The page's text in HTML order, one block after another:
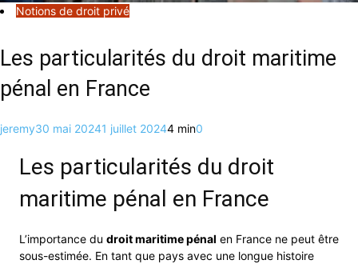
Notions de droit privé
Les particularités du droit maritime
pénal en France
jeremy30 mai 20241 juillet 20244 min0
Les particularités du droit
maritime pénal en France
L’importance du droit maritime pénal en France ne peut être
sous-estimée. En tant que pays avec une longue histoire